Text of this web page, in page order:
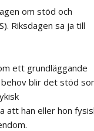
om stöd och
Riksdagen sa ja till
ett grundläggande
blir det stöd
att han eller hon